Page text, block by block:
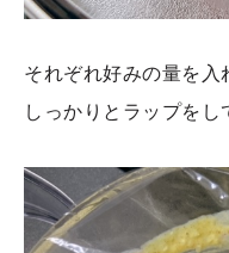
それぞれ好みの量を入
しっかりとラップをし